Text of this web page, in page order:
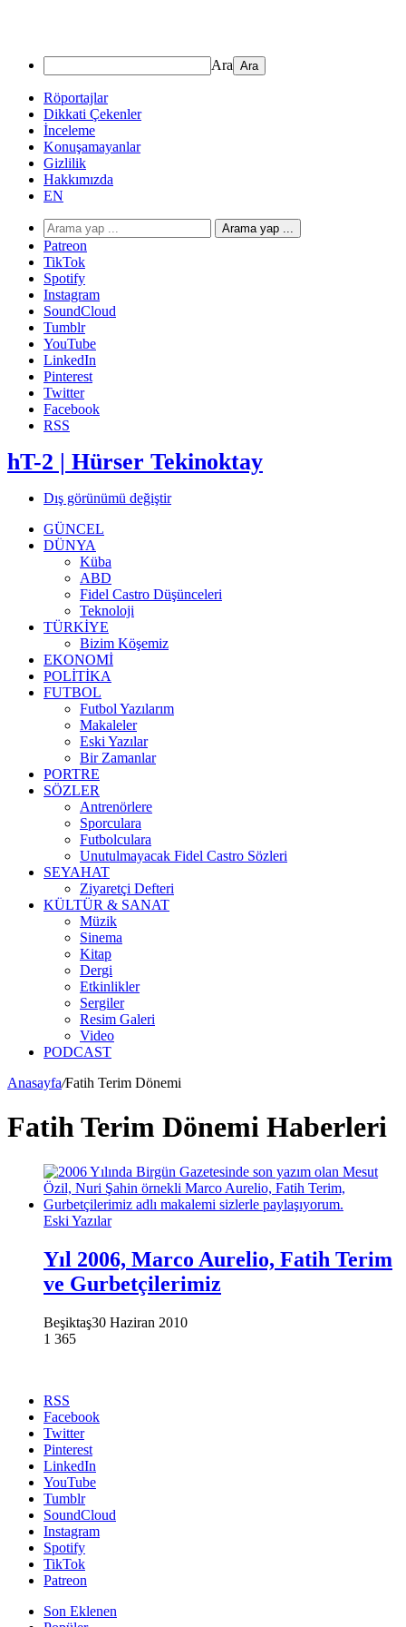
Ara
Röportajlar
Dikkati Çekenler
İnceleme
Konuşamayanlar
Gizlilik
Hakkımızda
EN
Arama yap ...
Patreon
TikTok
Spotify
Instagram
SoundCloud
Tumblr
YouTube
LinkedIn
Pinterest
Twitter
Facebook
RSS
hT-2 | Hürser Tekinoktay
Dış görünümü değiştir
GÜNCEL
DÜNYA
Küba
ABD
Fidel Castro Düşünceleri
Teknoloji
TÜRKİYE
Bizim Köşemiz
EKONOMİ
POLİTİKA
FUTBOL
Futbol Yazılarım
Makaleler
Eski Yazılar
Bir Zamanlar
PORTRE
SÖZLER
Antrenörlere
Sporculara
Futbolculara
Unutulmayacak Fidel Castro Sözleri
SEYAHAT
Ziyaretçi Defteri
KÜLTÜR & SANAT
Müzik
Sinema
Kitap
Dergi
Etkinlikler
Sergiler
Resim Galeri
Video
PODCAST
Anasayfa/Fatih Terim Dönemi
Fatih Terim Dönemi Haberleri
Eski Yazılar
Yıl 2006, Marco Aurelio, Fatih Terim
ve Gurbetçilerimiz
Beşiktaş30 Haziran 2010
1 365
RSS
Facebook
Twitter
Pinterest
LinkedIn
YouTube
Tumblr
SoundCloud
Instagram
Spotify
TikTok
Patreon
Son Eklenen